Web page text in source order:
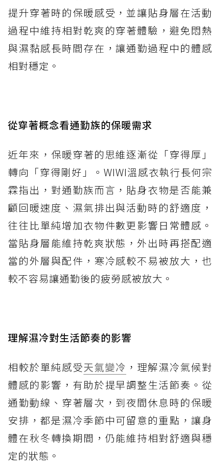
提升穿著時的保暖感受，並讓貼身層在活動
過程中維持相對乾爽的穿著體驗，避免悶熱
與濕黏感長時間存在，讓通勤過程中的體感
相對穩定。
從穿著概念看通勤族的保暖需求
近年來，保暖穿著的思維逐漸從「穿得厚」
轉向「穿得剛好」。WIWI溫感衣執行長何宗
霖指出，對通勤族而言，貼身衣物是否能兼
顧回暖速度、濕氣排出與活動時的舒適度，
往往比單純增加衣物件數更影響日常體感。
當貼身層能維持乾爽狀態，外出時再搭配適
當的外層與配件，寒冷感較不易被放大，也
較不容易讓通勤後的疲勞感被放大。
理解濕冷對生活節奏的影響
相較於單純感受天氣變冷 ，理解濕冷氣候對
體感的影響，有助於提早調整生活節奏。從
通勤動線、穿著層次，到夜間休息時的保暖
安排，都是濕冷季節中可留意的重點，讓身
體在秋冬轉換期間，仍能維持相對舒適與穩
定的狀態。